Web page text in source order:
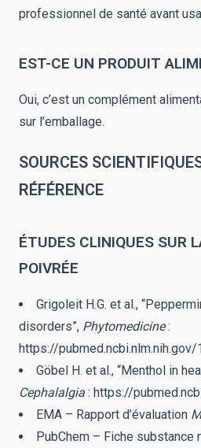
professionnel de santé avant
EST-CE UN PRODUIT
Oui, c’est un complément
sur l’emballage.
SOURCES
RÉFÉRENCE
ÉTUDES CLINIQUES SUR
POIVRÉE
Grigoleit H.G. et al.,
disorders”, Phytomedicine:
https://
Göbel H. et al., “Menthol in
Cephalalgia : https://
EMA – Rapport d’évaluation
PubChem – Fiche substance